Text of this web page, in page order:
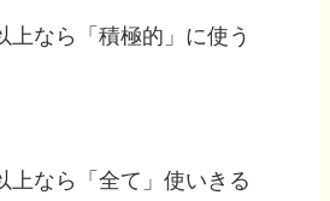
上なら「積極的」に使う
上なら「全て」使いきる